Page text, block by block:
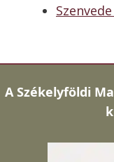
A Székelyföldi